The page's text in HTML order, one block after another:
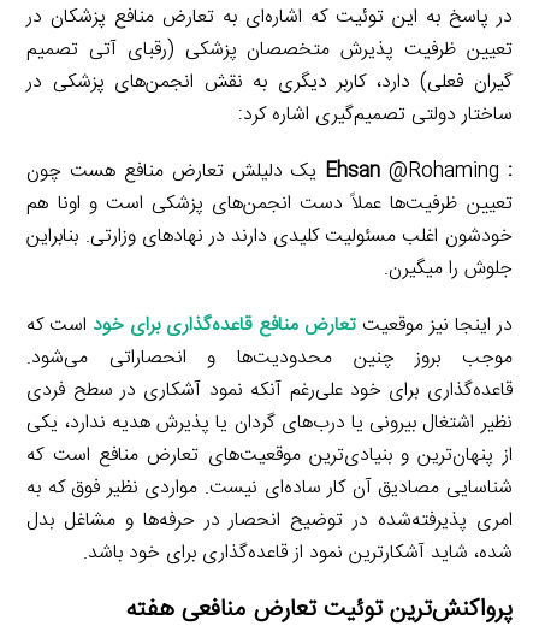
در پاسخ به این توئیت که اشاره‌ای به تعارض منافع پزشکان در
تعیین ظرفیت پذیرش متخصصان پزشکی (رقبای آتی تصمیم
گیران فعلی) دارد، کاربر دیگری به نقش انجمن‌های پزشکی در
ساختار دولتی تصمیم‌گیری اشاره کرد:
: Ehsan
@Rohaming یک دلیلش تعارض منافع هست چون
تعیین ظرفیت‌ها عملاً دست انجمن‌های پزشکی است و اونا هم
خودشون اغلب مسئولیت کلیدی دارند در نهادهای وزارتی. بنابراین
جلوش را میگیرن.
در اینجا نیز موقعیت تعارض منافع قاعده‌گذاری برای خود است که
موجب بروز چنین محدودیت‌ها و انحصاراتی می‌شود.
قاعده‌گذاری برای خود علی‌رغم آنکه نمود آشکاری در سطح فردی
نظیر اشتغال بیرونی یا درب‌های گردان یا پذیرش هدیه ندارد، یکی
از پنهان‌ترین و بنیادی‌ترین موقعیت‌های تعارض منافع است که
شناسایی مصادیق آن کار ساده‌ای نیست. مواردی نظیر فوق که به
امری پذیرفته‌شده در توضیح انحصار در حرفه‌ها و مشاغل بدل
شده، شاید آشکارترین نمود از قاعده‌گذاری برای خود باشد.
پرواکنش‌ترین توئیت تعارض منافعی هفته